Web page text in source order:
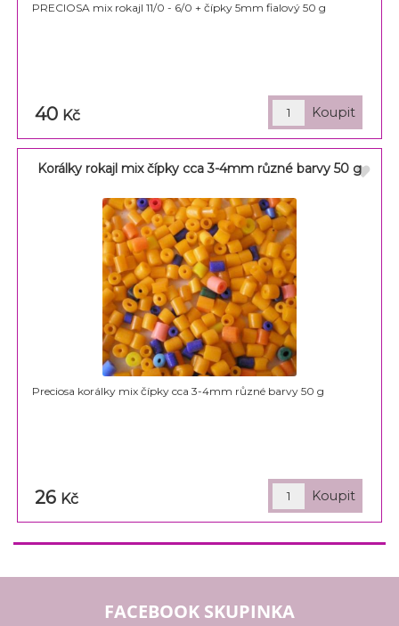
PRECIOSA mix rokajl 11/0 - 6/0 + čípky 5mm fialový 50 g
40 Kč
Korálky rokajl mix čípky cca 3-4mm různé barvy 50 g
Preciosa korálky mix čípky cca 3-4mm různé barvy 50 g
26 Kč
FACEBOOK SKUPINKA